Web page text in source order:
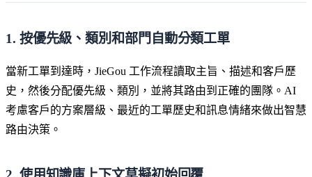
1. 按優先級、類別和部門自動分類工單
當新工單到達時，JieGou 工作流程讀取主旨、描述和客戶歷
史，然後分配優先級、類別，並將其路由到正確的團隊。AI
考慮客戶的方案層級、最近的工單歷史和訊息情緒來做出智慧
路由決策。